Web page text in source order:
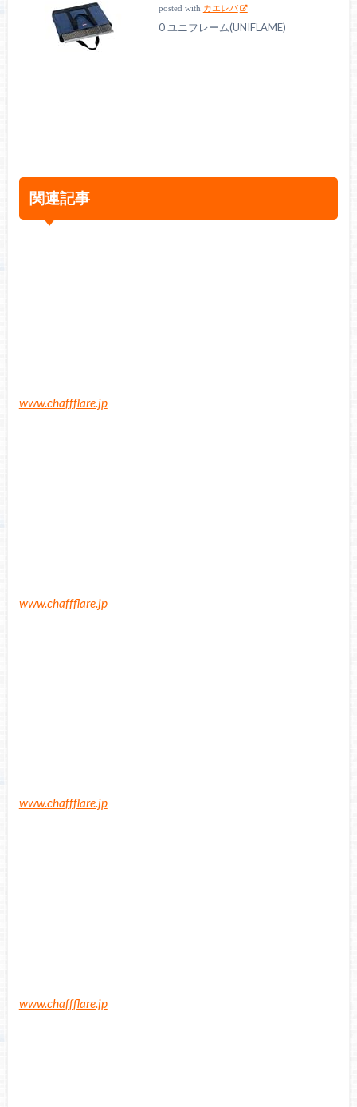
posted with カエレバ
0 ユニフレーム(UNIFLAME)
関連記事
www.chaffflare.jp
www.chaffflare.jp
www.chaffflare.jp
www.chaffflare.jp